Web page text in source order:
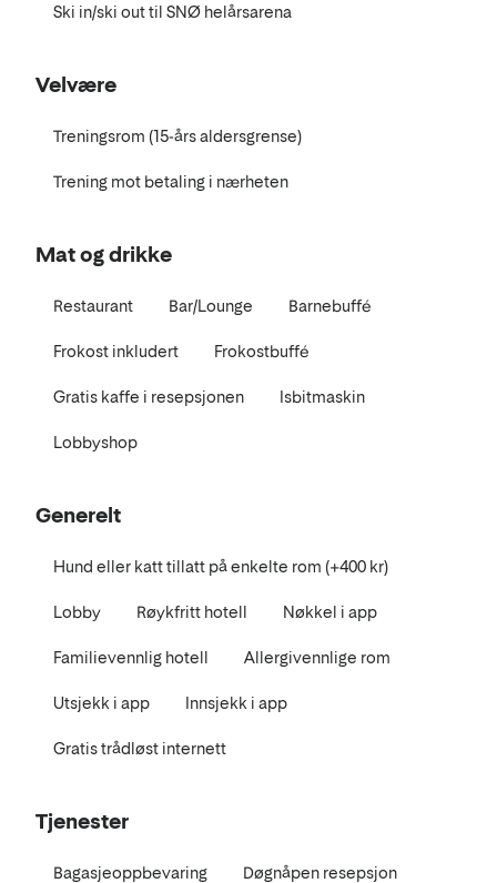
Ski in/ski out til SNØ helårsarena
Velvære
Treningsrom (15-års aldersgrense)
Trening mot betaling i nærheten
Mat og drikke
Restaurant Bar/Lounge Barnebuffé
Frokost inkludert Frokostbuffé
Gratis kaffe i resepsjonen Isbitmaskin
Lobbyshop
Generelt
Hund eller katt tillatt på enkelte rom (+400 kr)
Lobby Røykfritt hotell Nøkkel i app
Familievennlig hotell Allergivennlige rom
Utsjekk i app Innsjekk i app
Gratis trådløst internett
Tjenester
Bagasjeoppbevaring Døgnåpen resepsjon